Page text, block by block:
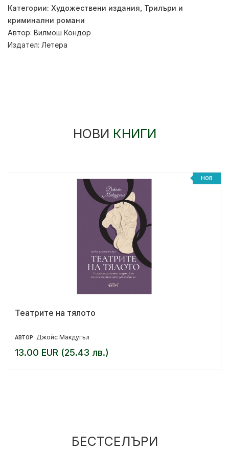
Категории: Художествени издания Трилъри и
криминални романи
Автор: Вилмош Кондор
Издател: Летера
НОВИ КНИГИ
НОВ
Театрите на тялото
АВТОР: Джойс Макдугъл
13.00 EUR (25.43 лв.)
БЕСТСЕЛЪРИ